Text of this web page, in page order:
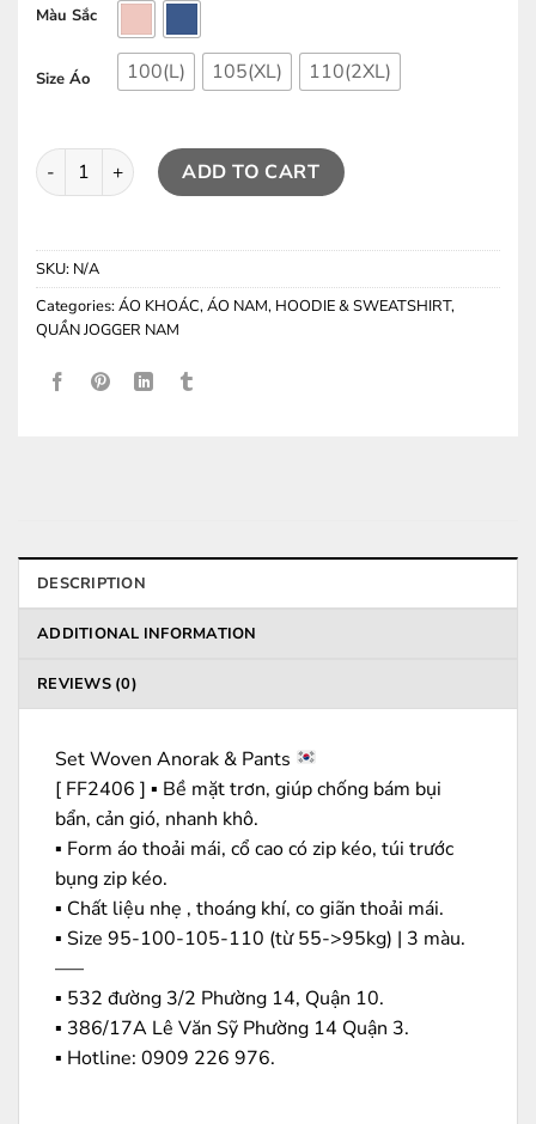
Màu Sắc
Size Áo 100(L) 105(XL) 110(2XL)
Áo Khoác FF ( Woven Anorak ) quantity
ADD TO CART
SKU: N/A
Categories:ÁO KHOÁC,ÁO NAM, HOODIE & SWEATSHIRT,
QUẦN JOGGER NAM
DESCRIPTION
ADDITIONAL INFORMATION
REVIEWS (0)
Set Woven Anorak & Pants
[ FF2406 ] ▪️ Bề mặt trơn, giúp chống bám bụi
bẩn, cản gió, nhanh khô.
▪️ Form áo thoải mái, cổ cao có zip kéo, túi trước
bụng zip kéo.
▪️ Chất liệu nhẹ , thoáng khí, co giãn thoải mái.
▪️ Size 95-100-105-110 (từ 55->95kg) | 3 màu.
—–
▪️ 532 đường 3/2 Phường 14, Quận 10.
▪️ 386/17A Lê Văn Sỹ Phường 14 Quận 3.
▪️ Hotline: ‭0909 226 976.